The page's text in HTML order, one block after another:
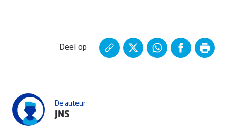
De auteur
JNS
Deel op